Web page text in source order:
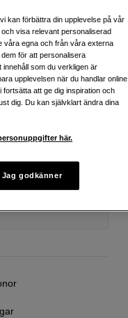
effektiv ränta 10,45 %
tillbaka skulden i tid
kan förbättra din upplevelse på vår
visa relevant personaliserad
våra egna och från våra externa
för att personalisera
innehåll som du verkligen är
upplevelsen när du handlar
fortsätta att ge dig inspiration och
dig. Du kan självklart ändra dina
här.
Jag godkänner